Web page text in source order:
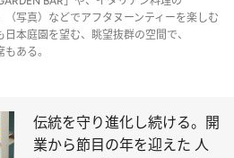
（写真）などでアフタヌーンティーを楽しむ
本庭園を望む、眺望抜群の空間で、
もある。
伝統を守り進化し続ける。開
業から節目の年を迎えた 人